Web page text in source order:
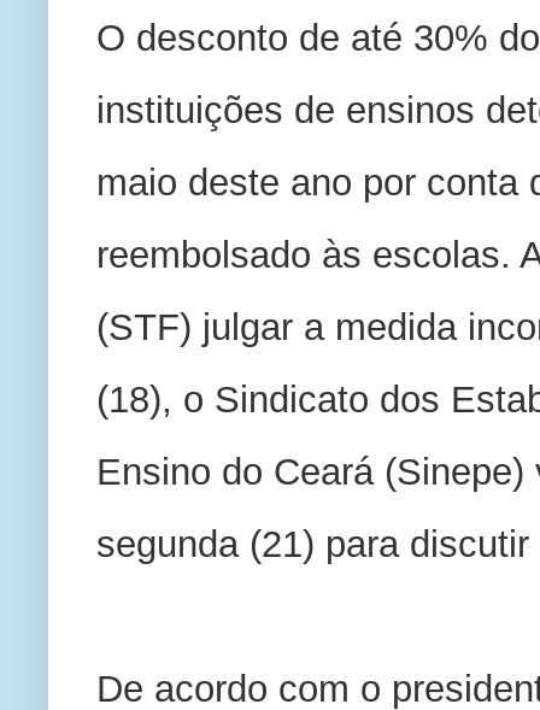
O desconto de até 30%
instituições de ensinos
maio deste ano por conta
reembolsado às escolas.
(STF) julgar a medida
(18), o Sindicato dos
Ensino do Ceará
segunda (21) para
De acordo com o